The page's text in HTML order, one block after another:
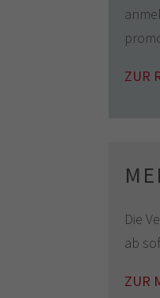
ZUR
Die
ab
ZUR